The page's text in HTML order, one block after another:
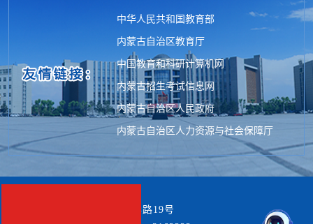
中华人民共和国教育部
内蒙古自治区教育厅
中国教育和科研计算机网
内蒙古招生考试信息网
内蒙古自治区人民政府
内蒙古自治区人力资源与社会保障厅
地 址：包头市青山区建华路19号